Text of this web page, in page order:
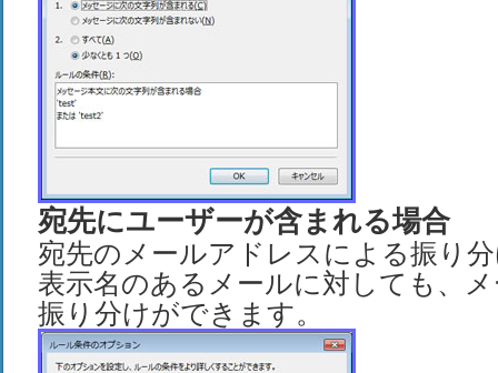
宛先にユーザーが含まれる場合
宛先のメールアドレスによる振り
表示名のあるメールに対しても、
振り分けができます。